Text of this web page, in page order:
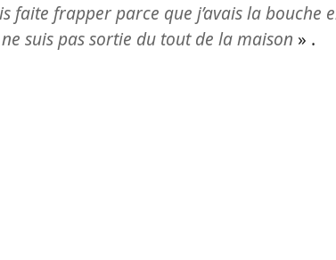
faite frapper parce que j’avais la bouche
suis pas sortie du tout de la maison » .